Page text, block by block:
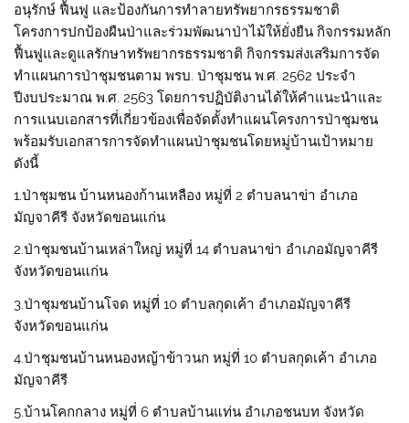
อนุรักษ์ ฟื้นฟู และป้องกันการทำลายทรัพยากรธรรมชาติ
โครงการปกป้องผืนป่าและร่วมพัฒนาป่าไม้ให้ยั่งยืน กิจกรรมหลัก
ฟื้นฟูและดูแลรักษาทรัพยากรธรรมชาติ กิจกรรมส่งเสริมการจัด
ทำแผนการป่าชุมชนตาม พรบ. ป่าชุมชน พ.ศ. 2562 ประจำ
ปีงบประมาณ พ.ศ. 2563 โดยการปฏิบัติงานได้ให้คำแนะนำและ
การแนบเอกสารที่เกี่ยวข้องเพื่อจัดตั้งทำแผนโครงการป่าชุมชน
พร้อมรับเอกสารการจัดทำแผนป่าชุมชนโดยหมู่บ้านเป้าหมาย
ดังนี้
1.ป่าชุมชน บ้านหนองก้านเหลือง หมู่ที่ 2 ตำบลนาข่า อำเภอ
มัญจาคีรี จังหวัดขอนแก่น
2.ป่าชุมชนบ้านเหล่าใหญ่ หมู่ที่ 14 ตำบลนาข่า อำเภอมัญจาคีรี
จังหวัดขอนแก่น
3.ป่าชุมชนบ้านโจด หมู่ที่ 10 ตำบลกุดเค้า อำเภอมัญจาคีรี
จังหวัดขอนแก่น
4.ป่าชุมชนบ้านหนองหญ้าข้าวนก หมู่ที่ 10 ตำบลกุดเค้า อำเภอ
มัญจาคีรี
5.บ้านโคกกลาง หมู่ที่ 6 ตำบลบ้านแท่น อำเภอชนบท จังหวัด